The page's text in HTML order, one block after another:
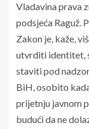
Vladavina prava
podsjeća Raguž.
Zakon je, kaže,
utvrditi identitet,
staviti pod
BiH, osobito
prijetnju javnom
budući da ne